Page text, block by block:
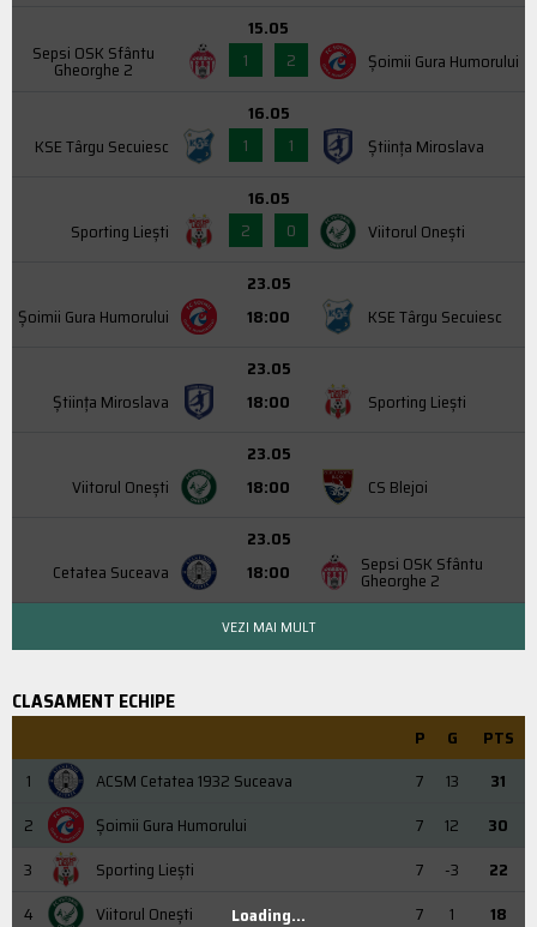
Sepsi OSK Sfântu
Gheorghe 2
15.05
1
2 Şoimii Gura Humorului
KSE Târgu Secuiesc
16.05
1
1 Știința Miroslava
Sporting Liești
16.05
2
0 Viitorul Onești
Şoimii Gura Humorului
23.05
18:00
KSE Târgu Secuiesc
Știința Miroslava
23.05
18:00
Sporting Liești
Viitorul Onești
23.05
18:00
CS Blejoi
Cetatea Suceava
23.05
18:00
Sepsi OSK Sfântu
Gheorghe 2
VEZI MAI MULT
CLASAMENT ECHIPE
P G
PTS
1
ACSM Cetatea 1932 Suceava 7 13
31
2
Şoimii Gura Humorului 7 12
30
3
Sporting Liești 7 -3
22
4
Viitorul Onești 7 1 18
Loading...